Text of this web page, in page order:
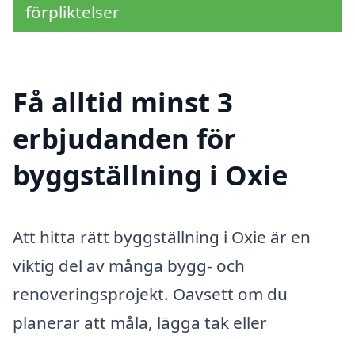
förpliktelser
Få alltid minst 3
erbjudanden för
byggställning i Oxie
Att hitta rätt byggställning i Oxie är en
viktig del av många bygg- och
renoveringsprojekt. Oavsett om du
planerar att måla, lägga tak eller